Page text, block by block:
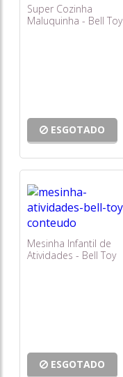
Super Cozinha
Maluquinha - Bell Toy
ESGOTADO
Mesinha Infantil de
Atividades - Bell Toy
ESGOTADO